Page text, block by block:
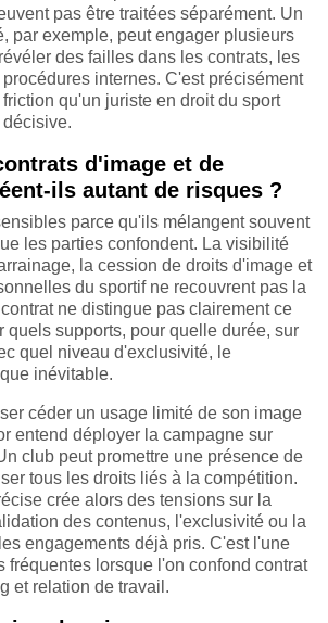
pas être traitées séparément. Un
par exemple, peut engager plusieurs
des failles dans les contrats, les
internes. C'est précisément
qu'un juriste en droit du sport
d'image et de
ils autant de risques ?
parce qu'ils mélangent souvent
les parties confondent. La visibilité
la cession de droits d'image et
du sportif ne recouvrent pas la
ne distingue pas clairement ce
quels supports, pour quelle durée, sur
quel niveau d'exclusivité, le
inévitable.
céder un usage limité de son image
entend déployer la campagne sur
club peut promettre une présence de
tous les droits liés à la compétition.
crée alors des tensions sur la
des contenus, l'exclusivité ou la
engagements déjà pris. C'est l'une
fréquentes lorsque l'on confond contrat
et relation de travail.